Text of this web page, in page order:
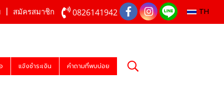
สมัครสมาชิก 0826141942 TH
แจ้งชำระเงิน คำถามที่พบบ่อย